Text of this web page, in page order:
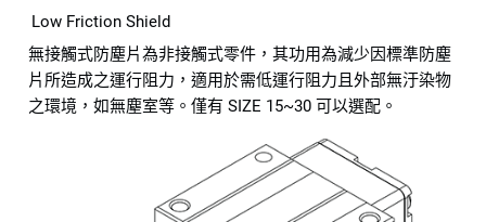
Low Friction Shield
無接觸式防塵片為非接觸式零件，其功用為減少因標準防塵
片所造成之運行阻力，適用於需低運行阻力且外部無汙染物
之環境，如無塵室等。僅有 SIZE 15~30 可以選配。